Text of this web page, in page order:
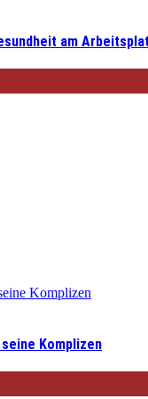
am
Komplizen